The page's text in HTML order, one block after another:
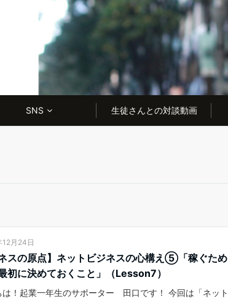
SNS 生徒さんとの対談動画
月24日
ネスの原点】ネットビジネスの心構え⑤「稼ぐため
初に決めておくこと」（Lesson7）
は！起業一年生のサポーター 田口です！ 今回は「ネット